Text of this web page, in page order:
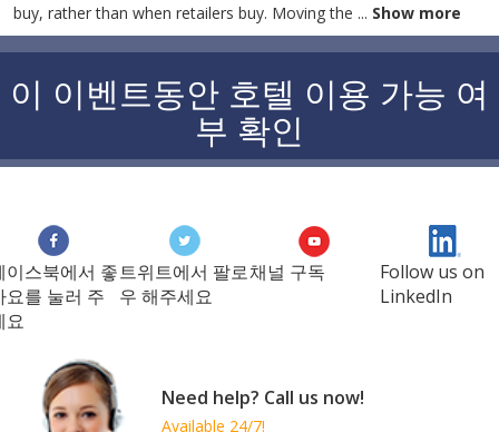
buy, rather than when retailers buy. Moving the ... Show more
이 이벤트동안 호텔 이용 가능 여
부 확인
이스북에서 좋
요를 눌러 주
요
트위트에서 팔로
우 해주세요
채널 구독
Follow us on
LinkedIn
Need help? Call us now!
Available 24/7!